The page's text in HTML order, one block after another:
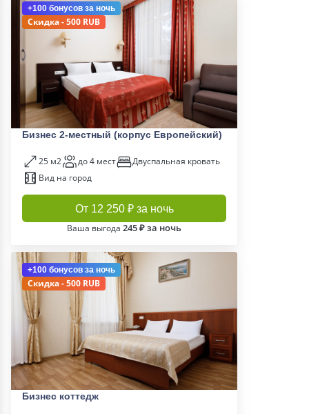
+100 бонусов за ночь
Скидка - 500 RUB
Бизнес 2-местный (корпус Европейский)
25 м2 до 4 мест
Двуспальная кровать
Вид на город
От 12 250 ₽ за ночь
Ваша выгода 245 ₽ за ночь
+100 бонусов за ночь
Скидка - 500 RUB
Бизнес коттедж